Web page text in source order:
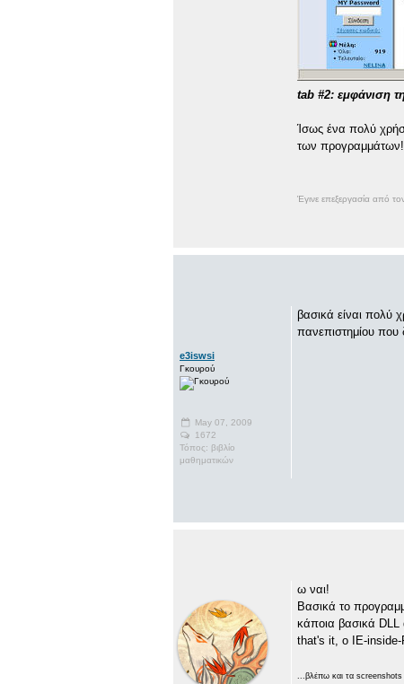
tab #2: εμφάνιση
Ίσως ένα πολύ
των προγραμμάτων!
Έγινε επεξεργασία από
e3iswsi
Γκουρού
May 07, 2009
1672
Τόπος: βιβλίο
μαθηματικών
βασικά είναι πολύ
πανεπιστημίου που
ω ναι!
Βασικά το
κάποια βασικά
that's it, ο IE-inside-
...βλέπω και τα